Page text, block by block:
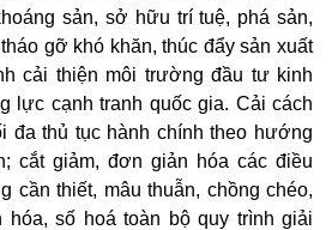
sản, sở hữu trí tuệ, phá sản,
gỡ khó khăn, thúc đẩy sản xuất
cải thiện môi trường đầu tư kinh
lực cạnh tranh quốc gia. Cải cách
đa thủ tục hành chính theo hướng
cắt giảm, đơn giản hóa các điều
cần thiết, mâu thuẫn, chồng chéo,
hóa, số hoá toàn bộ quy trình giải